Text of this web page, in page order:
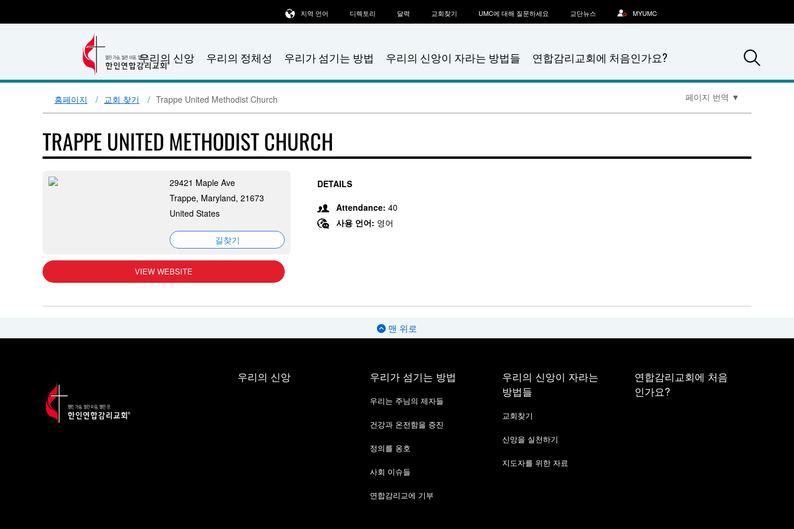
우리의 신앙 우리의 정체성 우리가 섬기는 방법 우리의 신앙이 자라는 방법들 연합감리교회에 처음인가요?
지역 언어 디렉토리 달력 교회찾기 UMC에 대해 질문하세요 교단뉴스 MYUMC
홈페이지 교회 찾기 Trappe United Methodist Church 페이지 번역 ▼
TRAPPE UNITED METHODIST CHURCH
29421 Maple Ave
Trappe, Maryland, 21673
United States
길찾기
VIEW WEBSITE
DETAILS
Attendance: 40
사용 언어: 영어
맨 위로
우리의 신앙 우리가 섬기는 방법
우리는 주님의 제자들
건강과 온전함을 증진
정의를 옹호
사회 이슈들
연합감리교에 기부
우리의 신앙이 자라는
방법들
교회찾기
신앙을 실천하기
지도자를 위한 자료
연합감리교회에 처음
인가요?